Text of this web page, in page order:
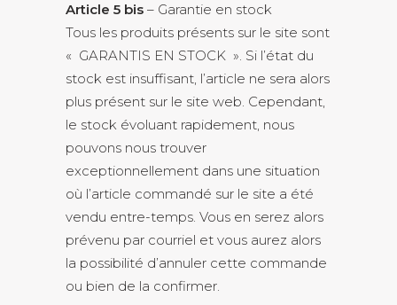
Article 5 bis – Garantie en stock
Tous les produits présents sur le site sont
« GARANTIS EN STOCK ». Si l’état du
stock est insuffisant, l’article ne sera alors
plus présent sur le site web. Cependant,
le stock évoluant rapidement, nous
pouvons nous trouver
exceptionnellement dans une situation
où l’article commandé sur le site a été
vendu entre-temps. Vous en serez alors
prévenu par courriel et vous aurez alors
la possibilité d’annuler cette commande
ou bien de la confirmer.